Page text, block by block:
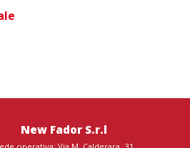
New Fador S.r.l